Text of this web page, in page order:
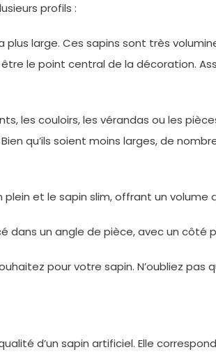
profils :
plus large. Ces sapins sont très
le point central de la décoration.
les couloirs, les vérandas ou les
qu’ils soient moins larges, de
et le sapin slim, offrant un
dans un angle de pièce, avec un côté
pour votre sapin. N’oubliez
d’un sapin artificiel. Elle